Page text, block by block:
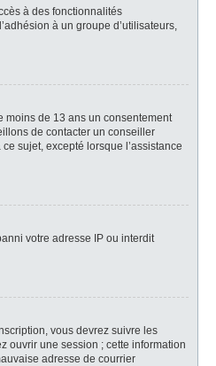
à des fonctionnalités
à un groupe d’utilisateurs,
moins de 13 ans un consentement
de contacter un conseiller
sujet, excepté lorsque l’assistance
votre adresse IP ou interdit
vous devrez suivre les
ouvrir une session ; cette information
adresse de courrier